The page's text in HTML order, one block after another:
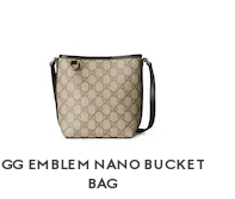
GG EMBLEM NANO BUCKET
BAG